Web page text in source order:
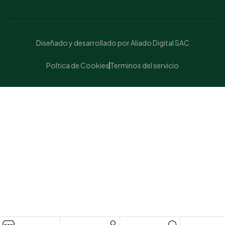
Diseñado y desarrollado por Aliado Digital SAC
Poltica de Cookies Terminos del servicio